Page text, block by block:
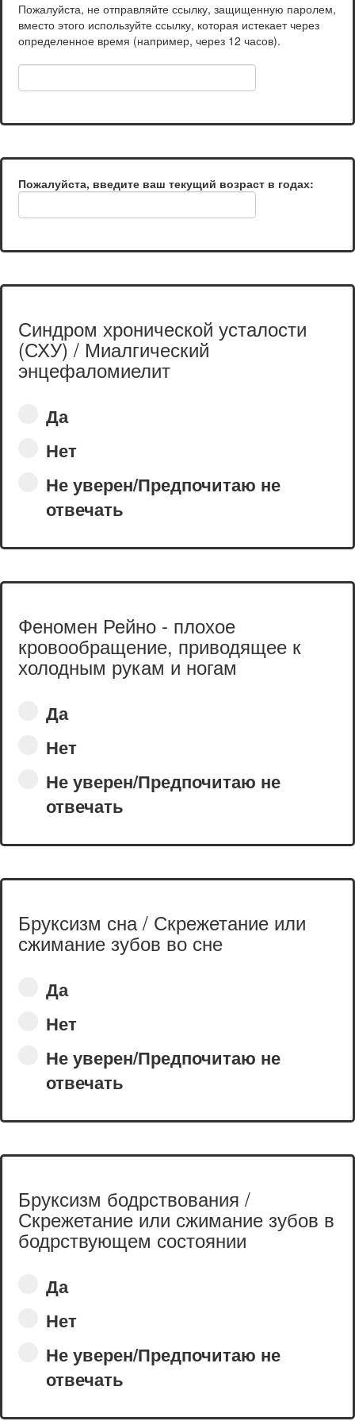
Пожалуйста, не отправляйте ссылку, защищенную паролем,
вместо этого используйте ссылку, которая истекает через
определенное время (например, через 12 часов).
Пожалуйста, введите ваш текущий возраст в годах:
Синдром хронической усталости
(СХУ) / Миалгический
энцефаломиелит
Да
Нет
Не уверен/Предпочитаю не
отвечать
Феномен Рейно - плохое
кровообращение, приводящее к
холодным рукам и ногам
Да
Нет
Не уверен/Предпочитаю не
отвечать
Бруксизм сна / Скрежетание или
сжимание зубов во сне
Да
Нет
Не уверен/Предпочитаю не
отвечать
Бруксизм бодрствования /
Скрежетание или сжимание зубов в
бодрствующем состоянии
Да
Нет
Не уверен/Предпочитаю не
отвечать